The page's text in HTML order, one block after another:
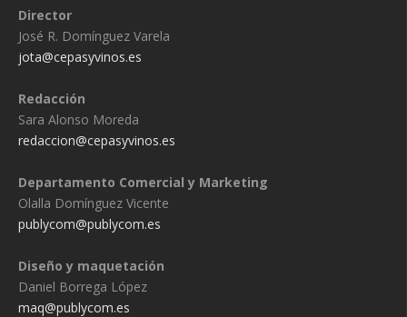
Director
José R. Domínguez Varela
jota@cepasyvinos.es
Redacción
Sara Alonso Moreda
redaccion@cepasyvinos.es
Departamento Comercial y Marketing
Olalla Domínguez Vicente
publycom@publycom.es
Diseño y maquetación
Daniel Borrega López
maq@publycom.es